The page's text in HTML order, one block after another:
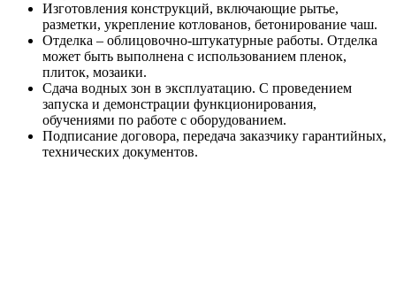
Изготовления конструкций, включающие рытье,
разметки, укрепление котлованов, бетонирование чаш.
Отделка – облицовочно-штукатурные работы. Отделка
может быть выполнена с использованием пленок,
плиток, мозаики.
Сдача водных зон в эксплуатацию. С проведением
запуска и демонстрации функционирования,
обучениями по работе с оборудованием.
Подписание договора, передача заказчику гарантийных,
технических документов.